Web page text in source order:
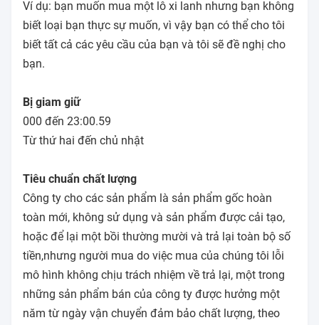
Ví dụ: bạn muốn mua một lô xi lanh nhưng bạn không
biết loại bạn thực sự muốn, vì vậy bạn có thể cho tôi
biết tất cả các yêu cầu của bạn và tôi sẽ đề nghị cho
bạn.
Bị giam giữ
000 đến 23:00.59
Từ thứ hai đến chủ nhật
Tiêu chuẩn chất lượng
Công ty cho các sản phẩm là sản phẩm gốc hoàn
toàn mới, không sử dụng và sản phẩm được cải tạo,
hoặc để lại một bồi thường mười và trả lại toàn bộ số
tiền,nhưng người mua do việc mua của chúng tôi lỗi
mô hình không chịu trách nhiệm về trả lại, một trong
những sản phẩm bán của công ty được hưởng một
năm từ ngày vận chuyển đảm bảo chất lượng, theo